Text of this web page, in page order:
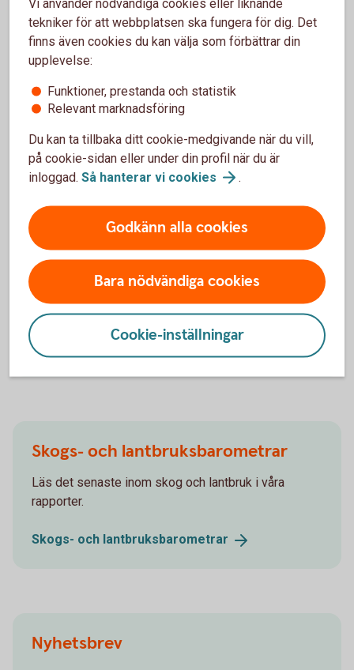
Vilka förändringar kommer skogs- och
lantbrukare behöva göra?
Vilken forskning och lagstiftning ligger till grund
för arbetet?
Vad händer om man inte påbörjar den här resan?
Ställ om till en mer hållbar
verksamhet
Vi erbjuder finansieringslösningar för att hjälpa dig
ställa om till ett mer hållbart skogs- och lantbruk.
Skog och lantbruk – mer information
Skogs- och lantbruksbarometrar
Läs det senaste inom skog och lantbruk i våra
rapporter.
Skogs- och lantbruksbarometrar
Nyhetsbrev
tekniker för att webbplatsen ska fungera för dig. Det
finns även cookies du kan välja som förbättrar din
upplevelse:
Funktioner, prestanda och statistik
Relevant marknadsföring
Du kan ta tillbaka ditt cookie-medgivande när du vill,
på cookie-sidan eller under din profil när du är
inloggad. Så hanterar vi cookies .
Godkänn alla cookies
Bara nödvändiga cookies
Cookie-inställningar